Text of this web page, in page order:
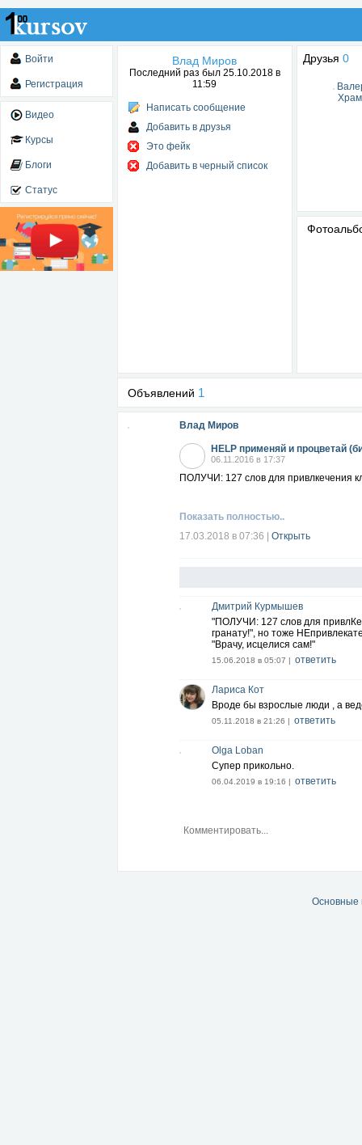
Войти
Регистрация
Видео
Курсы
Блоги
Статус
Влад Миров
Последний раз был 25.10.2018 в
11:59
Написать сообщение
Добавить в друзья
Это фейк
Добавить в черный список
Друзья 0
Объявлений 1
Влад Миров
HELP применяй и процветай
06.11.2016 в 17:37
ПОЛУЧИ: 127 слов для привлкечения
Показать полностью..
17.03.2018 в 07:36
Открыть
Дмитрий Курмышев
"ПОЛУЧИ: 127 слов для
гранату!", но тоже
"Врачу, исцелися сам!"
15.06.2018 в 05:07 | ответить
Лариса Кот
Вроде бы взрослые люди , а
05.11.2018 в 21:26 | ответить
Olga Loban
Супер прикольно.
06.04.2019 в 19:16 | ответить
Основные